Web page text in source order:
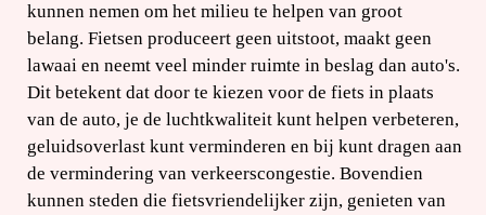
kunnen nemen om het milieu te helpen van groot
belang. Fietsen produceert geen uitstoot, maakt geen
lawaai en neemt veel minder ruimte in beslag dan auto's.
Dit betekent dat door te kiezen voor de fiets in plaats
van de auto, je de luchtkwaliteit kunt helpen verbeteren,
geluidsoverlast kunt verminderen en bij kunt dragen aan
de vermindering van verkeerscongestie. Bovendien
kunnen steden die fietsvriendelijker zijn, genieten van